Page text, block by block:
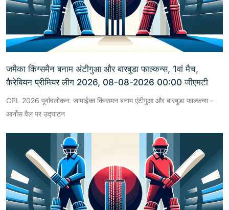
जमैका किंग्समैन बनाम अंटीगुआ और बारबुडा फाल्कन्स, 1वां मैच,
कैरेबियन प्रीमियर लीग 2026, 08-08-2026 00:00 जीएमटी
CPL 2026 पूर्वावलोकन: जामाईका किंग्समन बनाम एंटीगुआ और बारबुडा फाल्कन्स –
आर्नोस वैल पर उद्घाटन